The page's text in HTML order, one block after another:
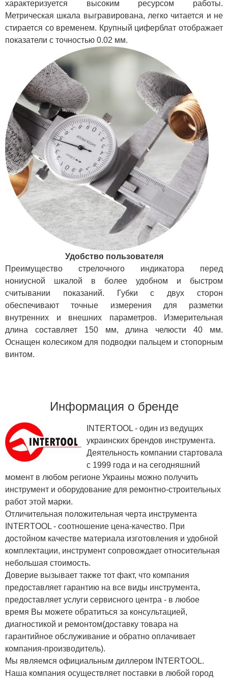
характеризуется высоким ресурсом работы.
Метрическая шкала выгравирована, легко читается и не
стирается со временем. Крупный циферблат отображает
показатели с точностью 0.02 мм.
Удобство пользователя
Преимущество стрелочного индикатора перед
нониусной шкалой в более удобном и быстром
считывании показаний. Губки с двух сторон
обеспечивают точные измерения для разметки
внутренних и внешних параметров. Измерительная
длина составляет 150 мм, длина челюсти 40 мм.
Оснащен колесиком для подводки пальцем и стопорным
винтом.
Информация о бренде
INTERTOOL - один из ведущих
украинских брендов инструмента.
Деятельность компании стартовала
с 1999 года и на сегодняшний
момент в любом регионе Украины можно получить
инструмент и оборудование для ремонтно-строительных
работ этой марки.
Отличительная положительная черта инструмента
INTERTOOL - соотношение цена-качество. При
достойном качестве материала изготовления и удобной
комплектации, инструмент сопровождает относительная
небольшая стоимость.
Доверие вызывает также тот факт, что компания
предоставляет гарантию на все виды инструмента,
предоставляет услуги сервисного центра - в любое
время Вы можете обратиться за консультацией,
диагностикой и ремонтом(доставку товара на
гарантийное обслуживание и обратно оплачивает
компания-производитель).
Мы являемся официальным диллером INTERTOOL.
Наша компания осуществляет поставки в любой город